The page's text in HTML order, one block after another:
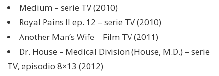
Medium – serie TV (2010)
Royal Pains II ep. 12 – serie TV (2010)
Another Man’s Wife – Film TV (2011)
Dr. House – Medical Division (House, M.D.) – serie
TV, episodio 8×13 (2012)